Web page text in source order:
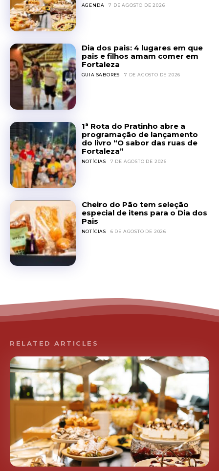
AGENDA 7 DE AGOSTO DE 2026
Dia dos pais: 4 lugares em que
pais e filhos amam comer em
Fortaleza
GUIA SABORES 7 DE AGOSTO DE 2026
1ª Rota do Pratinho abre a
programação de lançamento
do livro “O sabor das ruas de
Fortaleza”
NOTÍCIAS 7 DE AGOSTO DE 2026
Cheiro do Pão tem seleção
especial de itens para o Dia dos
Pais
NOTÍCIAS 6 DE AGOSTO DE 2026
RELATED ARTICLES